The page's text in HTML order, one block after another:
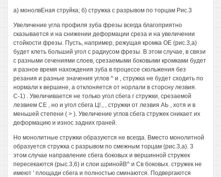
а) монолвЕная струйка; б) стружка с разрывом по торцам Рис.3
Увеличение угла профиля зуба фрезы всегда благоприятно
сказывается и на снижении деформации среза и на увеличении
стойкости фрезы. Пусть, например, режущая кромка ОЕ (рис.3,а)
будет клеть больший угол с радиусом фрезы. В этом случае, в связи
с разными сечениями слоев, срезаемыми боковыми кромками будет
и разное время нахождения зуба в процессе скольжения без
резания и разные значения углов ^ и , стружка не будет сходить по
нормали к вершине, а отклоняется от норлали в сторсну лезвия.
С-1) . Увеличивается не только угол сбега г стружки, срезаемой
лезвием СЕ , но и угол сбега Ц!., , стружки от лезвия АЬ , хотя и в
меньшей степени ( > ). Увеличение углов сбега стружек сникает их
деформацию и износ задних граней.
Но монолитные стружки образуются не всегда. Вместо монолитной
образуется стружка с разрывом по смежным торцам (рис.3,а). 3
этом случае направление сбега боковых и вершинной стружек
пересекаются (рыс.3,6) и слои шринойВ^ и Св боковых. стружек не
имеют ' площади сбега и полностью сминаются. Подвергаются